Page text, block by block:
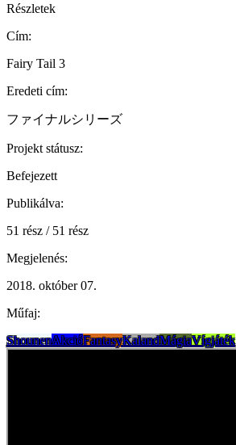
Részletek
Cím:
Fairy Tail 3
Eredeti cím:
ファイナルシリーズ
Projekt státusz:
Befejezett
Publikálva:
51 rész / 51 rész
Megjelenés:
2018. október 07.
Műfaj:
ShounenAkcióFantasyKalandMágiaVígjáték